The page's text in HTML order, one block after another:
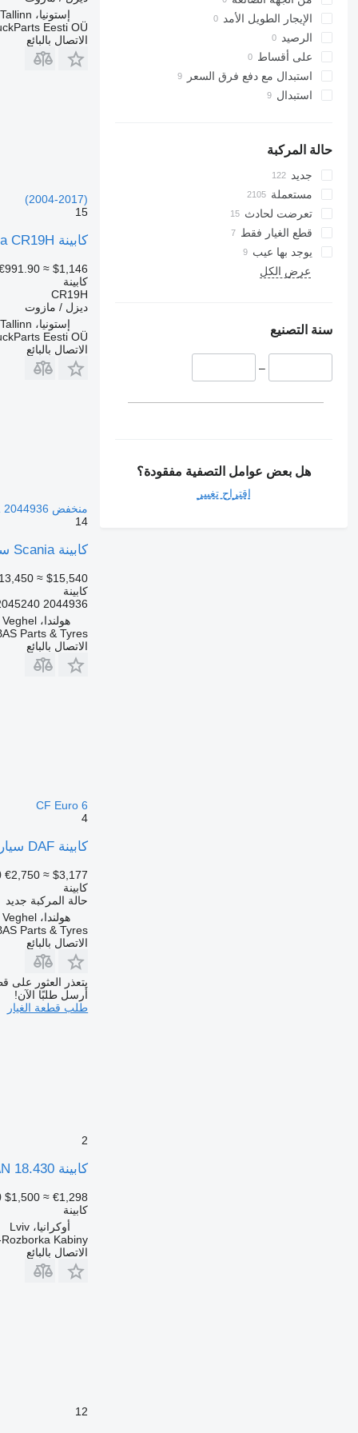
الإيجار الطويل الأمد
الرصيد
على أقساط
استبدال مع دفع فرق السعر
استبدال
حالة المركبة
جديد
مستعملة
تعرضت لحادث
قطع الغيار فقط
يوجد بها عيب
عرض الكل
سنة التصنيع
–
هل بعض عوامل التصفية مفقودة؟
اقتراح تغيير
إستونيا، Tallinn
Eesti OÜ
الاتصال بالبائع
(2004-2017)
15
كابينة Scania CR19H لـ السيارات القاطرة Scania P,G,R,T-series (2004-2017)
≈ $1,146
كابينة
CR19H
ديزل / مازوت
إستونيا، Tallinn
Eesti OÜ
الاتصال بالبائع
منخفض L1H1 2044936 لـ الشاحنات Scania P-Serie NextGen
14
كابينة Scania سلسلة P الجيل التالي CP-14 منخفض L1H1 CP-14 منخفض L1H1 2044936 لـ الشاحنات Scania P-Serie NextGen
≈ $15,540
كابينة
2044936 2044936,2046811,2104990,2045063,2046685,2046686,2045239,2045240
هولندا، Veghel
Parts & Tyres
الاتصال بالبائع
CF Euro 6
4
كابينة DAF سيارة أجرة نهارية CF Euro 6 L1H1 لـ الشاحنات DAF CF Euro 6
€2,750 ≈ $3,177
كابينة
حالة المركبة جديد
هولندا، Veghel
Parts & Tyres
الاتصال بالبائع
يتعذر العثور على
أرسل طلبًا الآن!
طلب قطعة الغيار
2
كابينة MAN 18.430 لـ السيارات القاطرة MAN tga
$1,500 ≈ €1,298
كابينة
أوكرانيا، Lviv
Kabiny
الاتصال بالبائع
12